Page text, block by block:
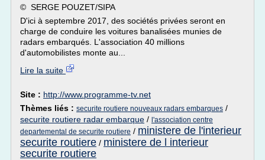
© SERGE POUZET/SIPA
D'ici à septembre 2017, des sociétés privées seront en
charge de conduire les voitures banalisées munies de
radars embarqués. L'association 40 millions
d'automobilistes monte au...
Lire la suite
Site : http://www.programme-tv.net
Thèmes liés : securite routiere nouveaux radars embarques /
securite routiere radar embarque / l'association centre
departemental de securite routiere / ministere de l'interieur
securite routiere / ministere de l interieur
securite routiere